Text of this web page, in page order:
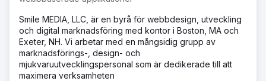
Smile MEDIA, LLC, är en byrå för webbdesign, utveckling
och digital marknadsföring med kontor i Boston, MA och
Exeter, NH. Vi arbetar med en mångsidig grupp av
marknadsförings-, design- och
mjukvaruutvecklingspersonal som är dedikerade till att
maximera verksamheten